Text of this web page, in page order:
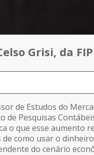
Grisi, da
de Estudos do
de Pesquisas
o que esse aumento
de como usar o
do cenário